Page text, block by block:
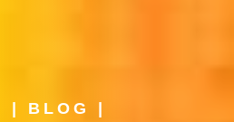
| BLOG |